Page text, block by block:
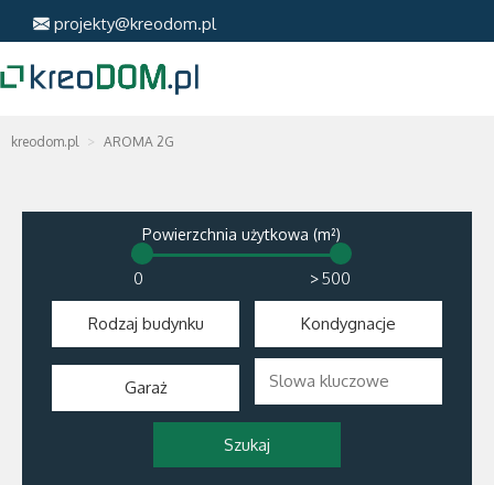
projekty@kreodom.pl
kreodom.pl AROMA 2G
Powierzchnia użytkowa (m²)
>
Rodzaj budynku Kondygnacje
Garaż